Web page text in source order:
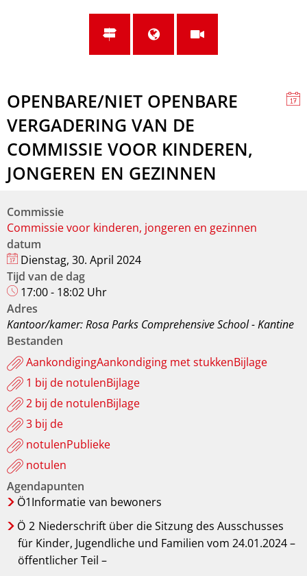
OPENBARE/NIET OPENBARE
VERGADERING VAN DE
COMMISSIE VOOR KINDEREN,
JONGEREN EN GEZINNEN
Commissie
Commissie voor kinderen, jongeren en gezinnen
datum
Dienstag, 30. April 2024
Tijd van de dag
17:00 - 18:02 Uhr
Adres
Kantoor/kamer: Rosa Parks Comprehensive School - Kantine
Bestanden
AankondigingAankondiging met stukkenBijlage
1 bij de notulenBijlage
2 bij de notulenBijlage
3 bij de
notulenPublieke
notulen
Agendapunten
Ö1Informatie van bewoners
Ö 2 Niederschrift über die Sitzung des Ausschusses
für Kinder, Jugendliche und Familien vom 24.01.2024 –
öffentlicher Teil –